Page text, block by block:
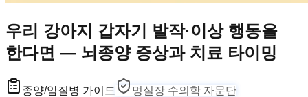
우리 강아지 갑자기 발작·이상 행동을
한다면 — 뇌종양 증상과 치료 타이밍
종양/암질병 가이드 멍실장 수의학 자문단